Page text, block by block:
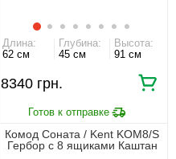
Длина:
62 см
Глубина:
45 см
Высота:
91 см
8340 грн.
Комод Соната / Kent KOM8/S
Гербор с 8 ящиками Каштан